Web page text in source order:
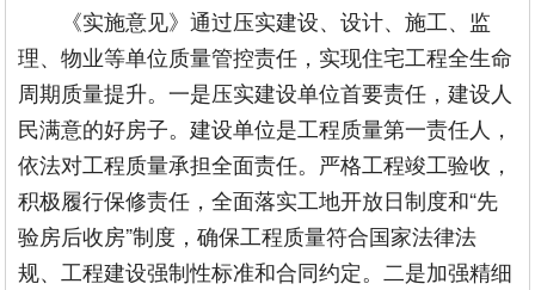
《实施意见》通过压实建设、设计、施工、监
理、物业等单位质量管控责任，实现住宅工程全生命
周期质量提升。一是压实建设单位首要责任，建设人
民满意的好房子。建设单位是工程质量第一责任人，
依法对工程质量承担全面责任。严格工程竣工验收，
积极履行保修责任，全面落实工地开放日制度和“先
验房后收房”制度，确保工程质量符合国家法律法
规、工程建设强制性标准和合同约定。二是加强精细